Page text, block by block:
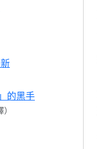
的黑手